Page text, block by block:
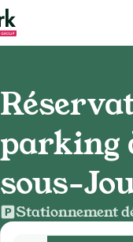
parking
sous-
Stationnement